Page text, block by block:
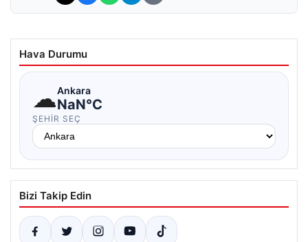
Hava Durumu
☁Ankara
NaN°C
ŞEHIR SEÇ
Bizi Takip Edin